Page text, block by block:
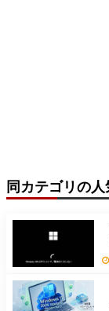
同カテゴリの人